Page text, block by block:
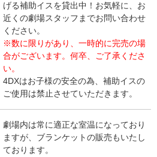
げる補助イスを貸出中！お気軽に、お
近くの劇場スタッフまでお問い合わせ
ください。
※数に限りがあり、一時的に完売の場
合がございます。何卒、ご了承くださ
い。
4DXはお子様の安全の為、補助イスの
ご使用は禁止させていただきます。
劇場内は常に適正な室温になっており
ますが、ブランケットの販売もいたし
ております。